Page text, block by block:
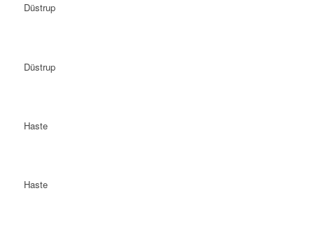
Düstrup
Düstrup
Haste
Haste